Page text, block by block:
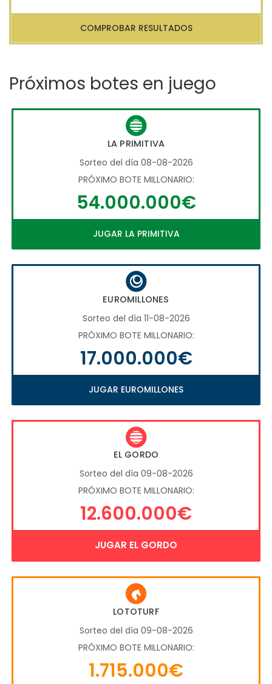
COMPROBAR RESULTADOS
Próximos botes en juego
LA PRIMITIVA
Sorteo del día 08-08-2026
PRÓXIMO BOTE MILLONARIO:
54.000.000€
JUGAR LA PRIMITIVA
EUROMILLONES
Sorteo del día 11-08-2026
PRÓXIMO BOTE MILLONARIO:
17.000.000€
JUGAR EUROMILLONES
EL GORDO
Sorteo del día 09-08-2026
PRÓXIMO BOTE MILLONARIO:
12.600.000€
JUGAR EL GORDO
LOTOTURF
Sorteo del día 09-08-2026
PRÓXIMO BOTE MILLONARIO:
1.715.000€